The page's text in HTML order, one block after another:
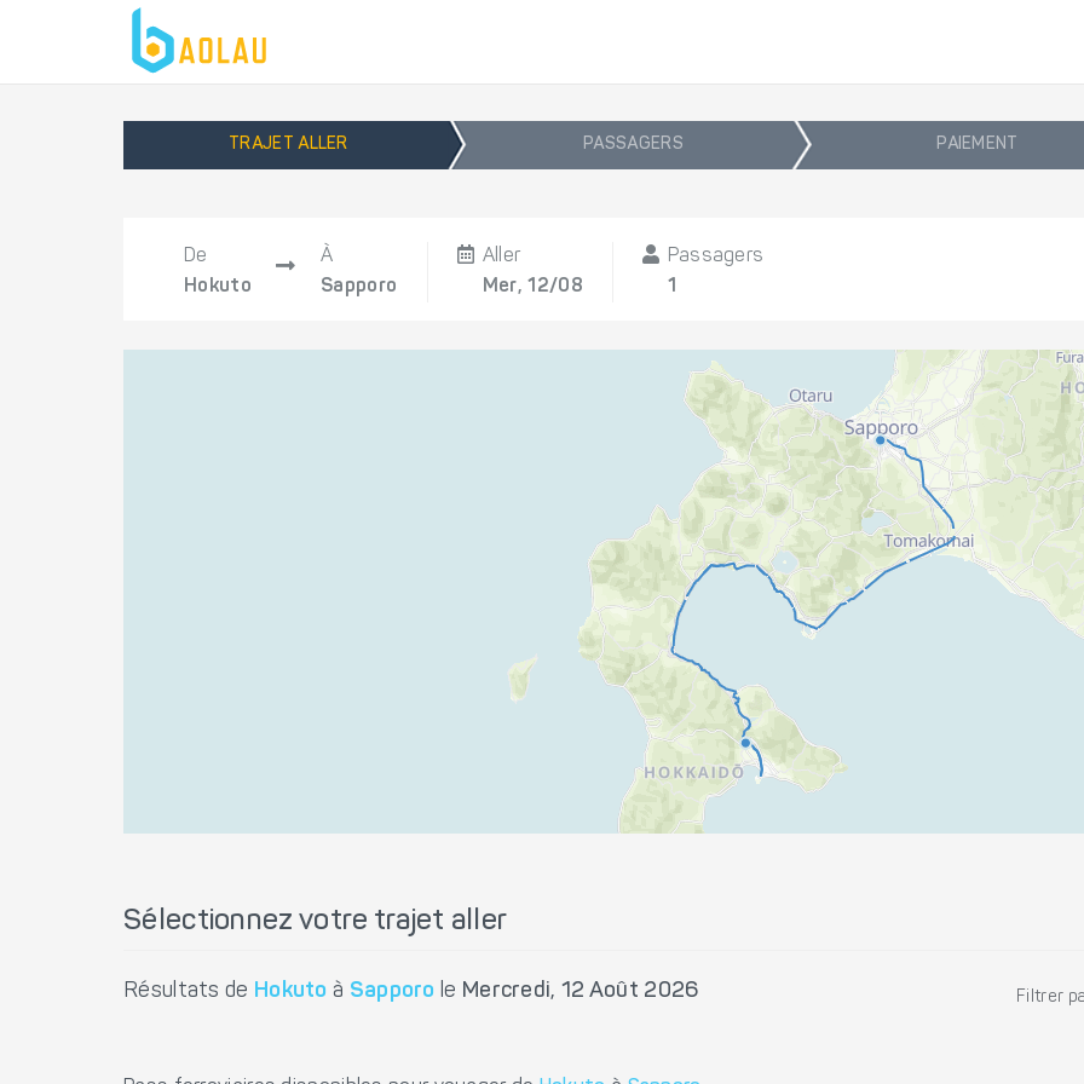
TRAJET ALLER PASSAGERS PAIEMENT
De
Hokuto
À
Sapporo
Aller
Mer, 12/08
Passagers
1
Sélectionnez votre trajet aller
Résultats de Hokuto à Sapporo le Mercredi, 12 Août 2026 Filtrer